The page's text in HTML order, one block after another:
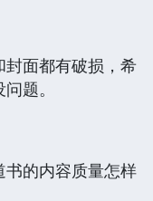
面都有破损，希
题。
的内容质量怎样